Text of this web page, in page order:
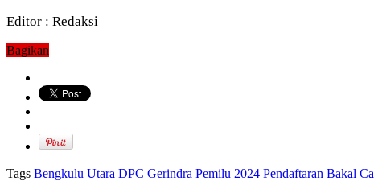
Editor : Redaksi
Bagikan
Tags Bengkulu Utara DPC Gerindra Pemilu 2024 Pendaftaran Bakal